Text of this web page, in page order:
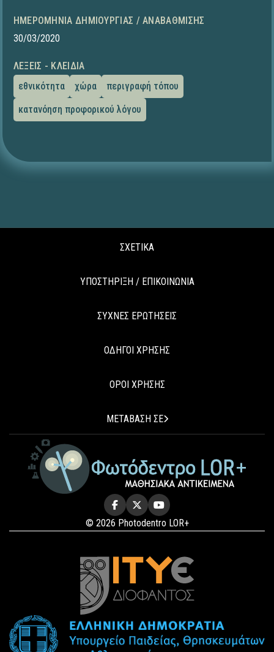
ΗΜΕΡΟΜΗΝΊΑ ΔΗΜΙΟΥΡΓΊΑΣ / ΑΝΑΒΆΘΜΙΣΗΣ
30/03/2020
ΛΈΞΕΙΣ - ΚΛΕΙΔΙΆ
εθνικότητα
χώρα
περιγραφή τόπου
κατανόηση προφορικού λόγου
ΣΧΕΤΙΚΑ
ΥΠΟΣΤΗΡΙΞΗ / ΕΠΙΚΟΙΝΩΝΙΑ
ΣΥΧΝΕΣ ΕΡΩΤΗΣΕΙΣ
ΟΔΗΓΟΙ ΧΡΗΣΗΣ
ΟΡΟΙ ΧΡΗΣΗΣ
ΜΕΤΑΒΑΣΗ ΣΕ
© 2026 Photodentro LOR+